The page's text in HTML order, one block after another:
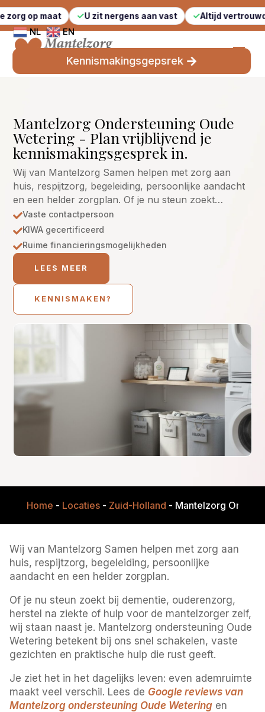
U zit nergens aan vast Altijd vertrouwde
NL EN
Kennismakingsgepsrek
Mantelzorg Ondersteuning Oude
Wetering - Plan vrijblijvend je
kennismakingsgesprek in.
Wij van Mantelzorg Samen helpen met zorg aan
huis, respijtzorg, begeleiding, persoonlijke aandacht
en een helder zorgplan. Of je nu steun zoekt…
Vaste contactpersoon
KIWA gecertificeerd
Ruime financieringsmogelijkheden
LEES MEER
KENNISMAKEN?
Home - Locaties- Zuid-Holland - Mantelzorg
Wij van Mantelzorg Samen helpen met zorg aan
huis, respijtzorg, begeleiding, persoonlijke
aandacht en een helder zorgplan.
Of je nu steun zoekt bij dementie, ouderenzorg,
herstel na ziekte of hulp voor de mantelzorger zelf,
wij staan naast je. Mantelzorg ondersteuning Oude
Wetering betekent bij ons snel schakelen, vaste
gezichten en praktische hulp die rust geeft.
Je ziet het in het dagelijks leven: even ademruimte
maakt veel verschil. Lees de Google reviews van
Mantelzorg ondersteuning Oude Wetering en